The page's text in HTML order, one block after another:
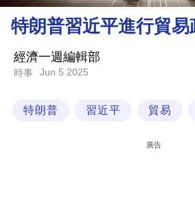
理
財
商
業
技
特朗普習近平進行貿
經濟一週編輯部
時事 Jun 5 2025
特朗普 習近平 貿易
廣告